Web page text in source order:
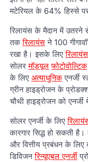
मटेरियल के 64% हिस्से
रिलायंस के मैदान में
तकरिलायंस ने 100
रखा है। इसके लिएरिलायंस
सोलरमॉड्यूल फोटोवोल्टिक
के लिए अत्याधुनिकएनर्जी
ग्रीन हाइड्रोजन के
चौथी हाइड्रोजन को
सोलर एनर्जी के लिए
कारगार सिद्ध हो सकती
और वित्तीय प्रबंधन के लिए
डिविजनरिन्यूएबल एनर्जी